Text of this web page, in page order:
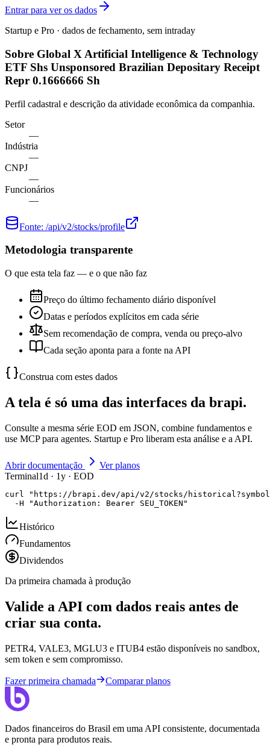
Entrar para ver os dados
Startup e Pro · dados de fechamento, sem intraday
Sobre Global X Artificial Intelligence & Technology
ETF Shs Unsponsored Brazilian Depositary Receipt
Repr 0.1666666 Sh
Perfil cadastral e descrição da atividade econômica da companhia.
Setor
—
Indústria
—
CNPJ
—
Funcionários
—
Fonte: /api/v2/stocks/profile
Metodologia transparente
O que esta tela faz — e o que não faz
Preço do último fechamento diário disponível
Datas e períodos explícitos em cada série
Sem recomendação de compra, venda ou preço-alvo
Cada seção aponta para a fonte na API
Construa com estes dados
A tela é só uma das interfaces da brapi.
Consulte a mesma série EOD em JSON, combine fundamentos e
use MCP para agentes. Startup e Pro liberam esta análise e a API.
Abrir documentação
Ver planos
Terminal1d · 1y · EOD
curl "https://brapi.dev/api/v2/stocks/
  -H "Authorization: Bearer SEU_TOKEN"
Histórico
Fundamentos
Dividendos
Da primeira chamada à produção
Valide a API com dados reais antes de
criar sua conta.
PETR4, VALE3, MGLU3 e ITUB4 estão disponíveis no sandbox,
sem token e sem compromisso.
Fazer primeira chamada Comparar planos
Dados financeiros do Brasil em uma API consistente, documentada
e pronta para produtos reais.